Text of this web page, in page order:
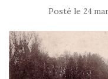
Posté le 24